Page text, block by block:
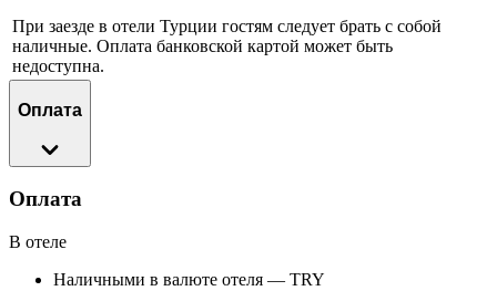
При заезде в отели Турции гостям следует брать с собой
наличные. Оплата банковской картой может быть
недоступна.
Оплата
Оплата
В отеле
Наличными в валюте отеля — TRY